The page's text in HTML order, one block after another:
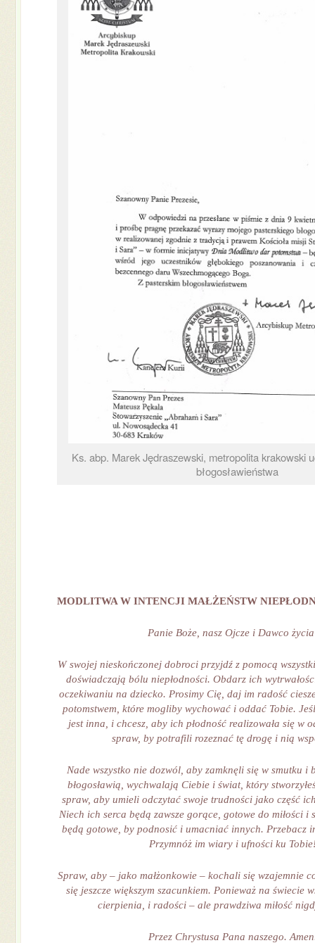
Ks. abp. Marek Jędraszewski, metropolita krakowski
błogosławieństwa
MODLITWA W INTENCJI MAŁŻEŃSTW
Panie Boże, nasz Ojcze i Dawco
W swojej nieskończonej dobroci przyjdź z pomocą
doświadczają bólu niepłodności. Obdarz ich
oczekiwaniu na dziecko. Prosimy Cię, daj im radość
potomstwem, które mogliby wychować i oddać Tobie.
jest inna, i chcesz, aby ich płodność realizowała się w
spraw, by potrafili rozeznać tę drogę i nią
Nade wszystko nie dozwól, aby zamknęli się w smutku i
błogosławią, wychwalają Ciebie i świat, który
spraw, aby umieli odczytać swoje trudności jako część
Niech ich serca będą zawsze gorące, gotowe do miłości i
będą gotowe, by podnosić i umacniać innych. Przebacz
Przymnóż im wiary i ufności ku
Spraw, aby – jako małżonkowie – kochali się wzajemnie
się jeszcze większym szacunkiem. Ponieważ na świecie
cierpienia, i radości – ale prawdziwa miłość
Przez Chrystusa Pana naszego.